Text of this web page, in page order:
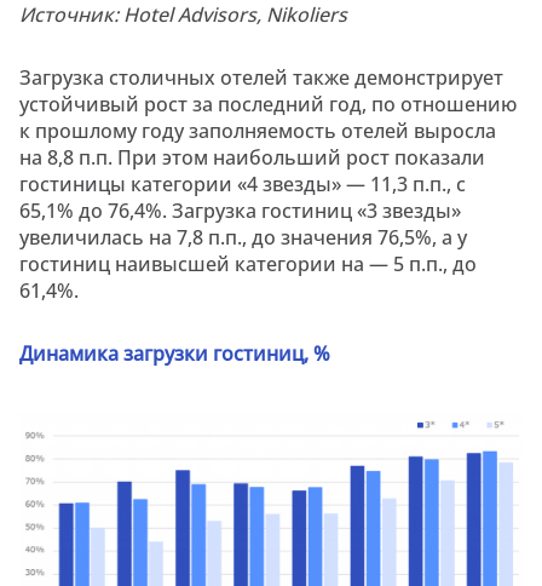
Источник: Hotel Advisors, Nikoliers
Загрузка столичных отелей также демонстрирует
устойчивый рост за последний год, по отношению
к прошлому году заполняемость отелей выросла
на 8,8 п.п. При этом наибольший рост показали
гостиницы категории «4 звезды» — 11,3 п.п., с
65,1% до 76,4%. Загрузка гостиниц «3 звезды»
увеличилась на 7,8 п.п., до значения 76,5%, а у
гостиниц наивысшей категории на — 5 п.п., до
61,4%.
Динамика загрузки гостиниц, %